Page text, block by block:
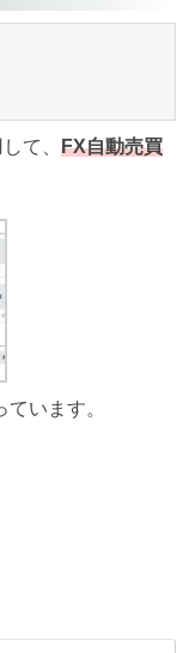
て、 FX自動売買
います。